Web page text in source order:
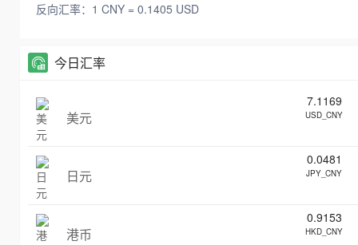
反向汇率：1 CNY = 0.1405 USD
今日汇率
美元
7.1169
USD_CNY
日元
0.0481
JPY_CNY
港币
0.9153
HKD_CNY